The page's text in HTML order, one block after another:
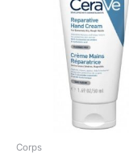
Corps